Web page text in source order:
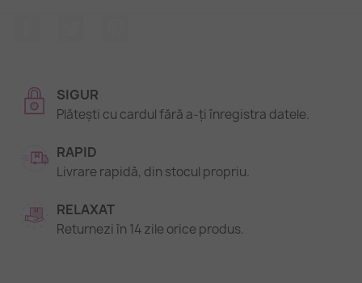
SIGUR
Plătești cu cardul fără a-ți înregistra datele.
RAPID
Livrare rapidă, din stocul propriu.
RELAXAT
Returnezi în 14 zile orice produs.